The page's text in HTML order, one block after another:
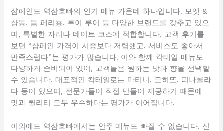
샴페인도 역삼호빠의 인기 메뉴 가운데 하나입니다. 모엣 &
샹동, 돔 페리뇽, 루이 루이 등 다양한 브랜드를 갖추고 있으
며, 특별한 자리나 데이트 코스에 적합합니다. 고객 후기를
보면 “샴페인 가격이 시중보다 저렴했고, 서비스도 좋아서
만족스럽다”는 평가가 많습니다. 이와 함께 칵테일 메뉴도
다양하게 준비되어 있어, 고객들은 원하는 맛과 향을 선택할
수 있습니다. 대표적인 칵테일로는 마티니, 모히또, 피나콜라
다 등이 있으며, 전문가들이 직접 만들어 제공하기 때문에
맛과 퀄리티 모두 우수하다는 평가가 이어집니다.
이외에도 역삼호빠에서는 안주 메뉴도 빠질 수 없습니다. 신